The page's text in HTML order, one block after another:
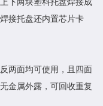
下两块塑料托盘焊接成
接托盘还内置芯片卡
两面均可使用，且四面
金属外露，可回收重复